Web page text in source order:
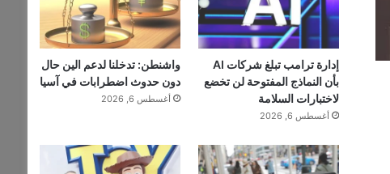
إدارة ترامب تبلغ شركات AI
بأن النماذج المفتوحة لن تخضع
لاختبارات السلامة
أغسطس 6, 2026
واشنطن: تدخلنا لدعم الين حال
دون حدوث اضطرابات في آسيا
أغسطس 6, 2026